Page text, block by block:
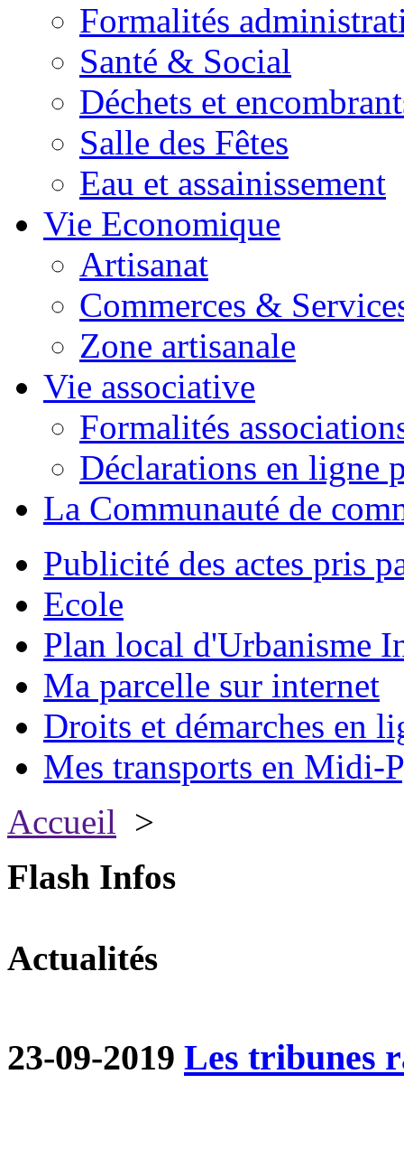
Formalités
Santé & Social
Déchets et
Salle des Fêtes
Eau et assainissement
Vie Economique
Artisanat
Commerces &
Zone artisanale
Vie associative
Formalités
Déclarations en ligne
La Communauté de
Publicité des actes pris
Ecole
Plan local d'Urbanisme
Ma parcelle sur internet
Droits et démarches en
Mes transports en Midi-
Accueil >
Flash Infos
Actualités
23-09-2019 Les tribunes